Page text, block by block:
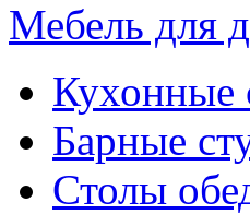
Мебель для
Кухонные
Барные
Столы